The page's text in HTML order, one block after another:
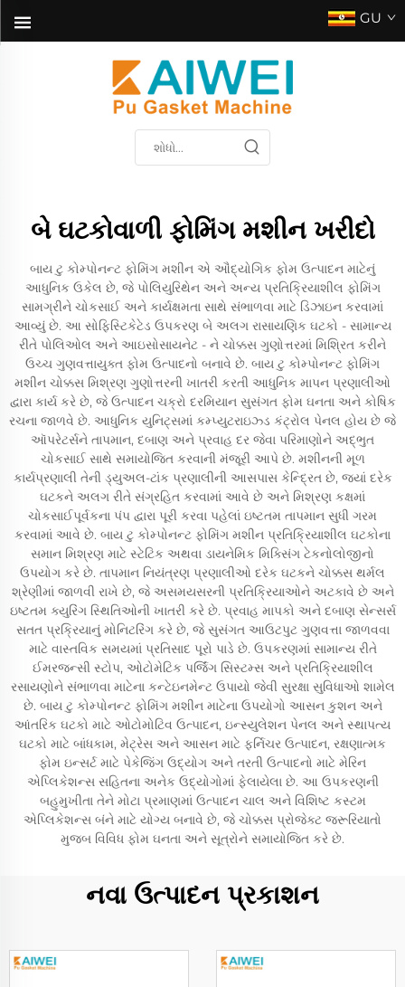
GU
બે ઘટકોવાળી ફોમિંગ મશીન ખરીદો
બાય ટુ કોમ્પોનન્ટ ફોમિંગ મશીન એ ઔદ્યોગિક ફોમ ઉત્પાદન માટેનું
આધુનિક ઉકેલ છે, જે પોલિયુરિથેન અને અન્ય પ્રતિક્રિયાશીલ ફોમિંગ
સામગ્રીને ચોકસાઈ અને કાર્યક્ષમતા સાથે સંભાળવા માટે ડિઝાઇન કરવામાં
આવ્યું છે. આ સોફિસ્ટિકેટેડ ઉપકરણ બે અલગ રાસાયણિક ઘટકો - સામાન્ય
રીતે પોલિઓલ અને આઇસોસાયનેટ - ને ચોક્કસ ગુણોત્તરમાં મિશ્રિત કરીને
ઉચ્ચ ગુણવત્તાયુક્ત ફોમ ઉત્પાદનો બનાવે છે. બાય ટુ કોમ્પોનન્ટ ફોમિંગ
મશીન ચોક્કસ મિશ્રણ ગુણોત્તરની ખાતરી કરતી આધુનિક માપન પ્રણાલીઓ
દ્વારા કાર્ય કરે છે, જે ઉત્પાદન ચક્રો દરમિયાન સુસંગત ફોમ ઘનતા અને કોષિક
રચના જાળવે છે. આધુનિક યુનિટ્સમાં કમ્પ્યુટરાઇઝ્ડ કંટ્રોલ પેનલ હોય છે જે
ઑપરેટર્સને તાપમાન, દબાણ અને પ્રવાહ દર જેવા પરિમાણોને અદ્ભુત
ચોકસાઈ સાથે સમાયોજિત કરવાની મંજૂરી આપે છે. મશીનની મૂળ
કાર્યપ્રણાલી તેની ડ્યુઅલ-ટાંક પ્રણાલીની આસપાસ કેન્દ્રિત છે, જ્યાં દરેક
ઘટકને અલગ રીતે સંગ્રહિત કરવામાં આવે છે અને મિશ્રણ કક્ષમાં
ચોકસાઈપૂર્વકના પંપ દ્વારા પૂરી કરવા પહેલાં ઇષ્ટતમ તાપમાન સુધી ગરમ
કરવામાં આવે છે. બાય ટુ કોમ્પોનન્ટ ફોમિંગ મશીન પ્રતિક્રિયાશીલ ઘટકોના
સમાન મિશ્રણ માટે સ્ટેટિક અથવા ડાયનેમિક મિક્સિંગ ટેકનોલોજીનો
ઉપયોગ કરે છે. તાપમાન નિયંત્રણ પ્રણાલીઓ દરેક ઘટકને ચોક્કસ થર્મલ
શ્રેણીમાં જાળવી રાખે છે, જે અસમયસરની પ્રતિક્રિયાઓને અટકાવે છે અને
ઇષ્ટતમ ક્યુરિંગ સ્થિતિઓની ખાતરી કરે છે. પ્રવાહ માપકો અને દબાણ સેન્સર્સ
સતત પ્રક્રિયાનું મોનિટરિંગ કરે છે, જે સુસંગત આઉટપુટ ગુણવત્તા જાળવવા
માટે વાસ્તવિક સમયમાં પ્રતિસાદ પૂરો પાડે છે. ઉપકરણમાં સામાન્ય રીતે
ઈમરજન્સી સ્ટોપ, ઓટોમેટિક પર્જિંગ સિસ્ટમ્સ અને પ્રતિક્રિયાશીલ
રસાયણોને સંભાળવા માટેના કન્ટેઇનમેન્ટ ઉપાયો જેવી સુરક્ષા સુવિધાઓ શામેલ
છે. બાય ટુ કોમ્પોનન્ટ ફોમિંગ મશીન માટેના ઉપયોગો આસન કુશન અને
આંતરિક ઘટકો માટે ઓટોમોટિવ ઉત્પાદન, ઇન્સ્યુલેશન પેનલ અને સ્થાપત્ય
ઘટકો માટે બાંધકામ, મેટ્રેસ અને આસન માટે ફર્નિચર ઉત્પાદન, રક્ષણાત્મક
ફોમ ઇન્સર્ટ માટે પેકેજિંગ ઉદ્યોગ અને તરતી ઉત્પાદનો માટે મેરિન
એપ્લિકેશન્સ સહિતના અનેક ઉદ્યોગોમાં ફેલાયેલા છે. આ ઉપકરણની
બહુમુખીતા તેને મોટા પ્રમાણમાં ઉત્પાદન ચાલ અને વિશિષ્ટ કસ્ટમ
એપ્લિકેશન્સ બંને માટે યોગ્ય બનાવે છે, જે ચોક્કસ પ્રોજેક્ટ જરૂરિયાતો
મુજબ વિવિધ ફોમ ઘનતા અને સૂત્રોને સમાયોજિત કરે છે.
નવા ઉત્પાદન પ્રકાશન